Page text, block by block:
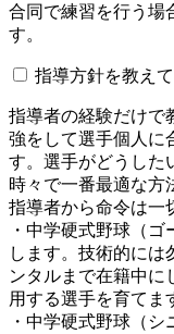
合同で練習を行う場
す。
指導方針を教え
指導者の経験だけで
強をして選手個人に
す。選手がどうした
時々で一番最適な方
指導者から命令は一
・中学硬式野球（
します。技術的には
ンタルまで在籍中に
用する選手を育てま
・中学硬式野球（